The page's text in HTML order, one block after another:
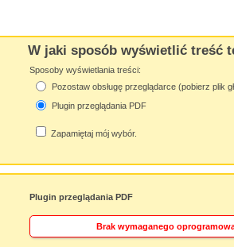
W jaki sposób wyświetlić treść
Sposoby wyświetlania treści:
Pozostaw obsługę przeglądarce (pobierz plik
Plugin przeglądania PDF
Zapamiętaj mój wybór.
Plugin przeglądania PDF
Brak wymaganego